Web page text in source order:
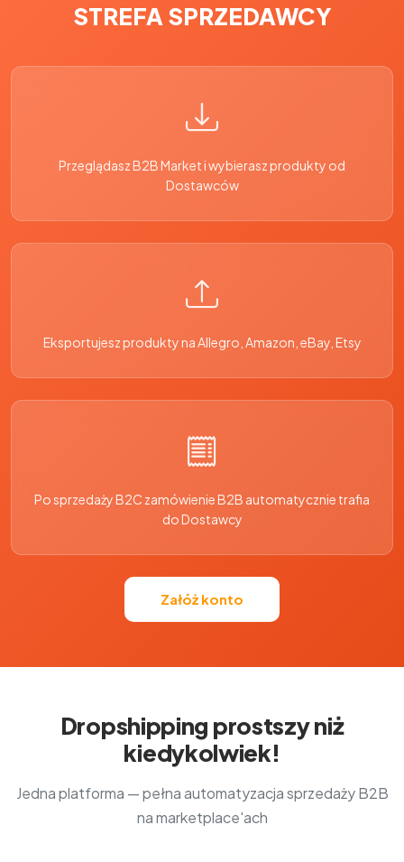
STREFA SPRZEDAWCY
Przeglądasz B2B Market i wybierasz produkty od
Dostawców
Eksportujesz produkty na Allegro, Amazon, eBay, Etsy
Po sprzedaży B2C zamówienie B2B automatycznie trafia
do Dostawcy
Załóż konto
Dropshipping prostszy niż
kiedykolwiek!
Jedna platforma — pełna automatyzacja sprzedaży B2B
na marketplace'ach